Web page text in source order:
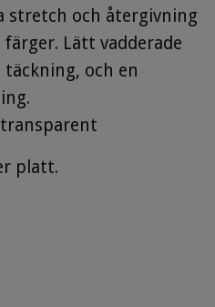
stretch och återgivning
Lätt vadderade
och en
platt.